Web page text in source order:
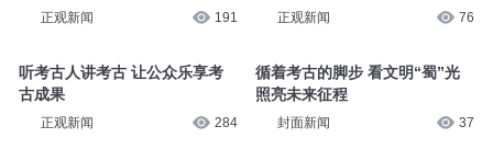
正观新闻 191
听考古人讲考古 让公众乐享考
古成果
正观新闻 284
正观新闻 76
循着考古的脚步 看文明“蜀”光
照亮未来征程
封面新闻 37